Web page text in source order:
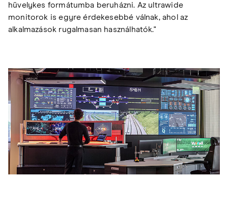
hüvelykes formátumba beruházni. Az ultrawide
monitorok is egyre érdekesebbé válnak, ahol az
alkalmazások rugalmasan használhatók."